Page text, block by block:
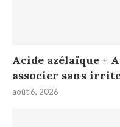
Acide azélaïque +
associer sans
août 6, 2026